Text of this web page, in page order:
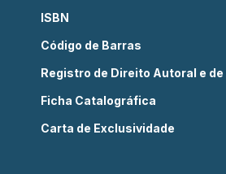
ISBN
Código de Barras
Registro de Direito Autoral e
Ficha Catalográfica
Carta de Exclusividade